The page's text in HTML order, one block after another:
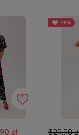
zł
-18%
329,90